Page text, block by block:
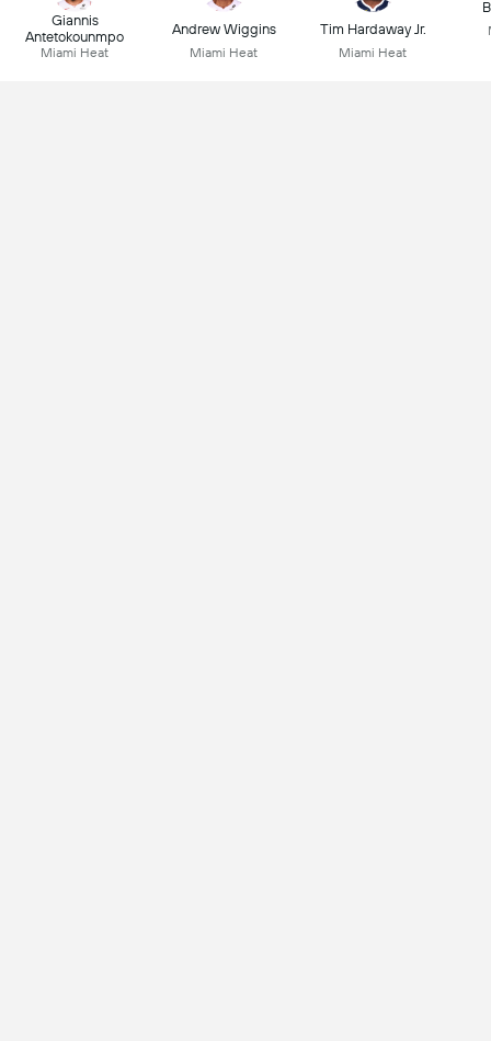
Giannis
Antetokounmpo
Miami Heat
Andrew Wiggins
Miami Heat
Tim Hardaway Jr.
Miami Heat